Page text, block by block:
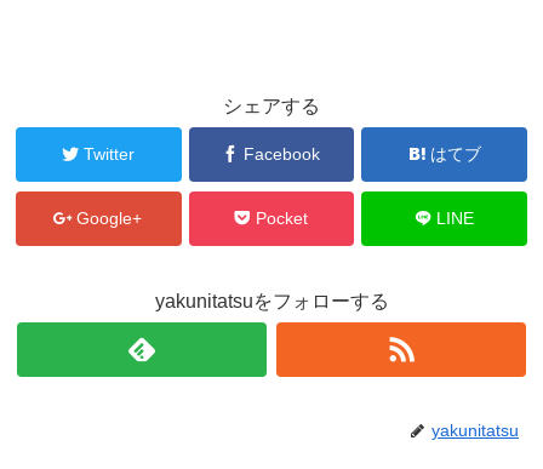
シェアする
Twitter Facebook はてブ
Google+ Pocket LINE
yakunitatsuをフォローする
yakunitatsu